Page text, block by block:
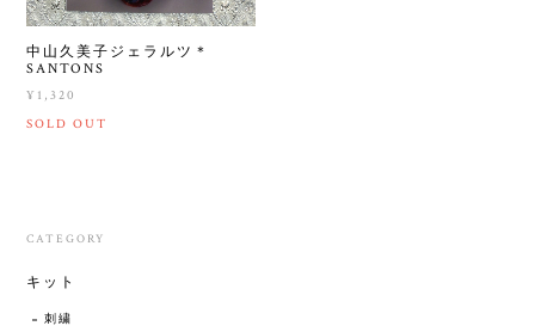
中山久美子ジェラルツ＊
SANTONS
¥1,320
SOLD OUT
CATEGORY
キット
刺繍